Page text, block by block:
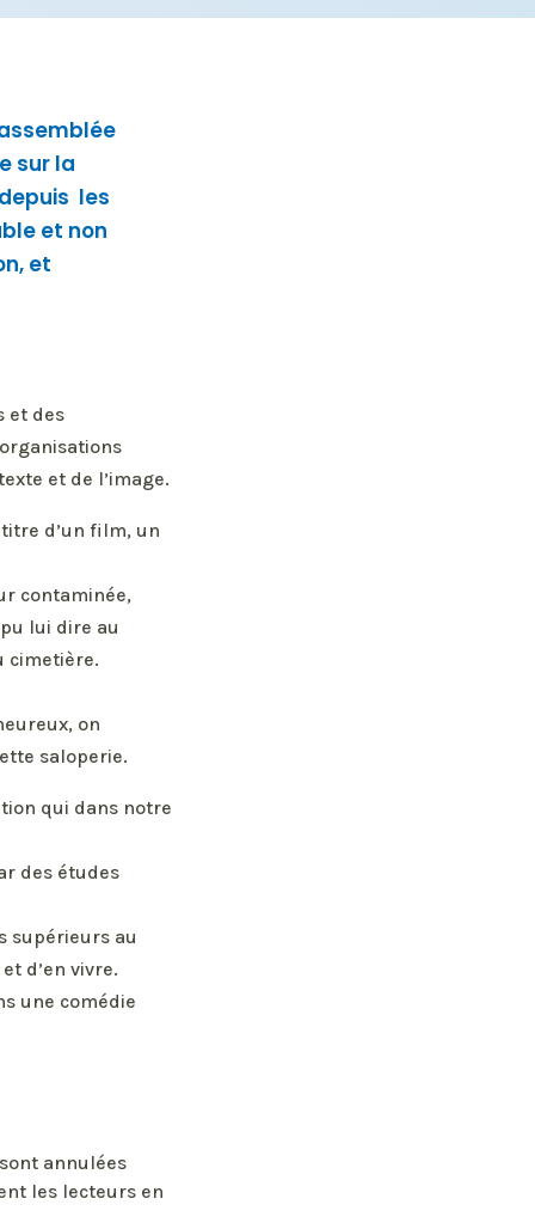
sur la
les
et non
et
et des
et de l’image.
titre d’un film, un
contaminée,
lui dire au
cimetière.
on
saloperie.
qui dans notre
des études
supérieurs au
d’en vivre.
une comédie
annulées
les lecteurs en